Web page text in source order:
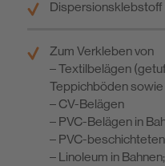
Dispersionsklebstoff
Zum Verkleben von
– Textilbelägen
Teppichböden
– CV-Belägen
– PVC-Belägen in
– PVC-
– Linoleum in